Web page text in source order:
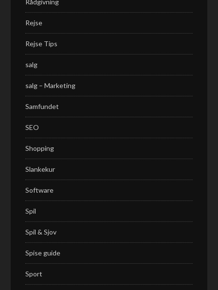
Rådgivning
Rejse
Rejse Tips
salg
salg – Marketing
Samfundet
SEO
Shopping
Slankekur
Software
Spil
Spil & Sjov
Spise guide
Sport